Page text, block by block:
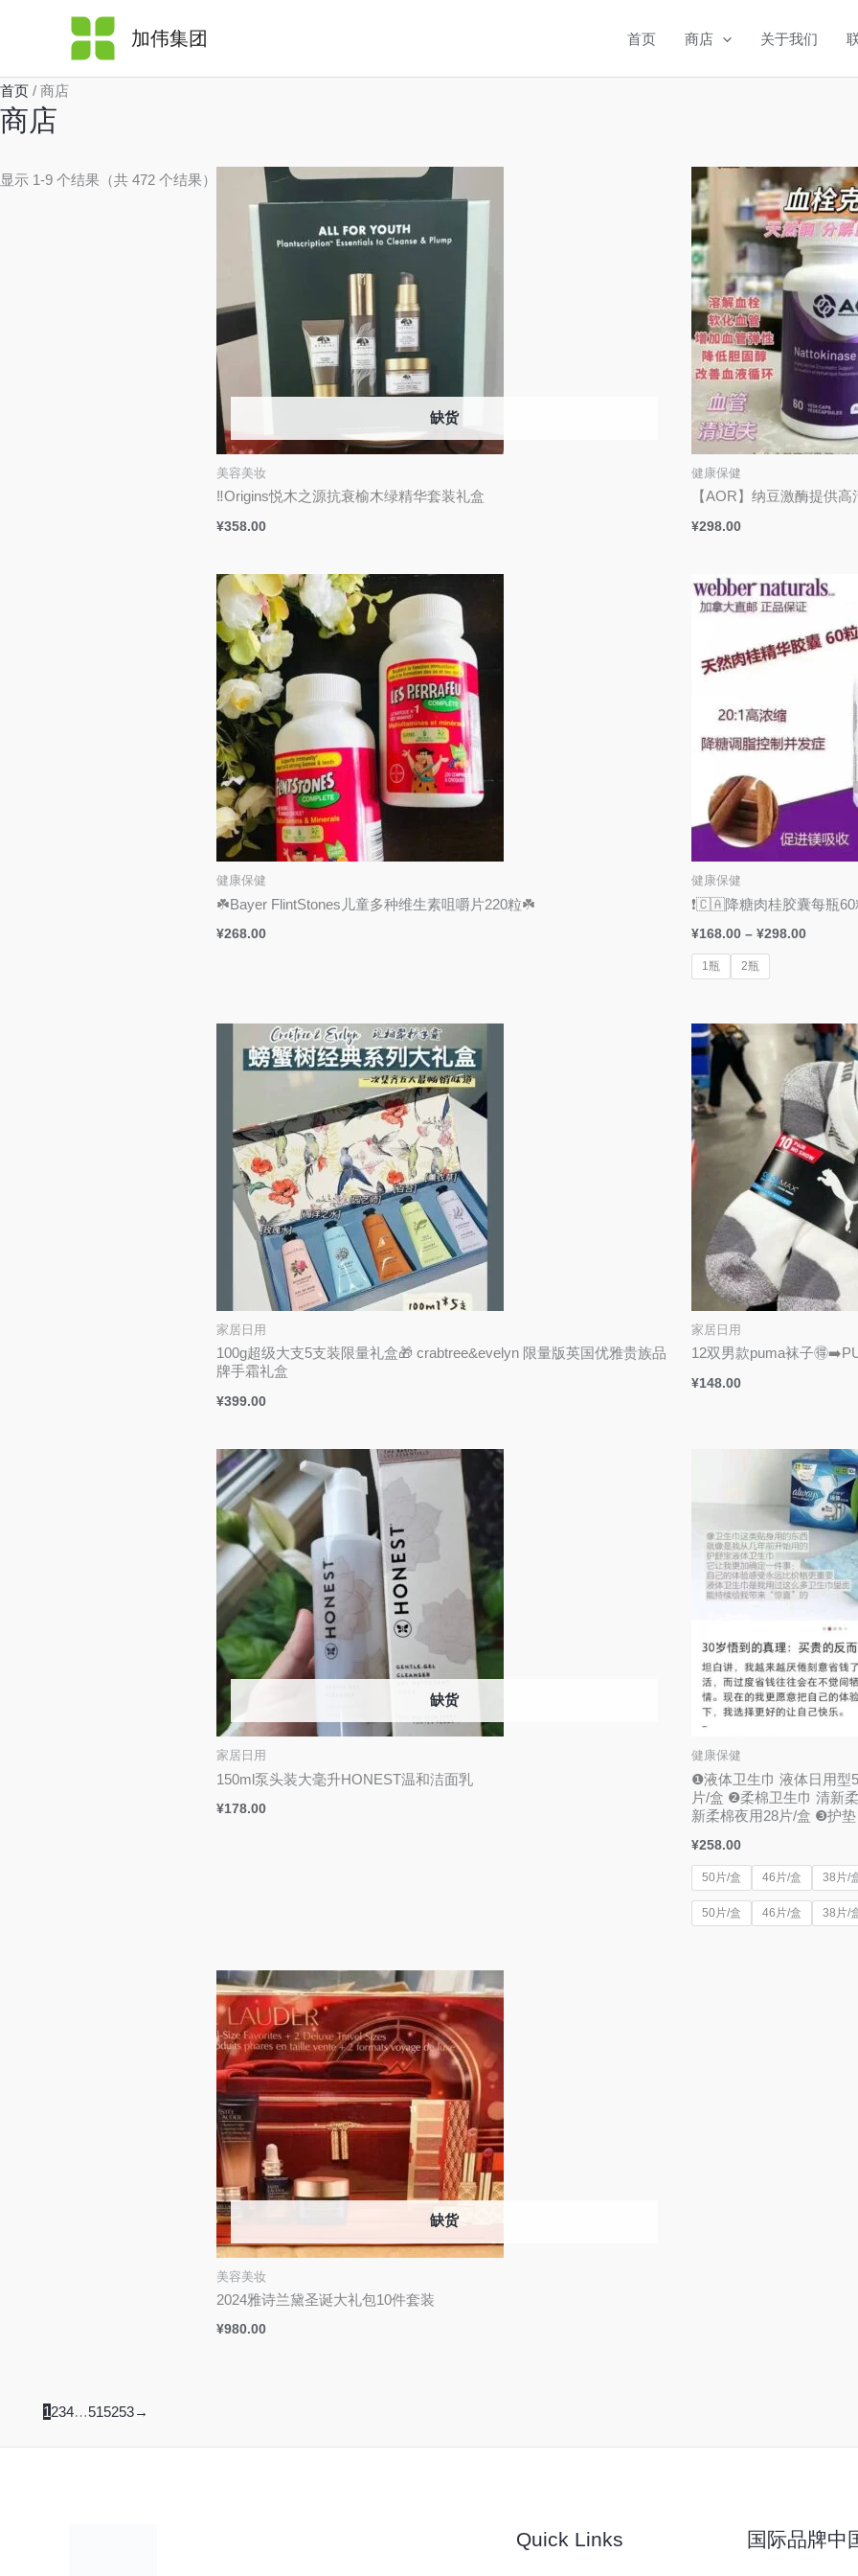
容
加伟集团 首页 商店 关于我们
首页 / 商店
商店
显示 1-9 个结果（共 472 个结果）
缺货
美容美妆
‼️Origins悦木‬之源抗衰榆木绿‬精华套装礼盒
¥358.00
健康保健
【AOR】纳豆激酶提供
¥298.00
健康保健
☘️Bayer FlintStones儿童多种维生素咀嚼片220粒☘️
¥268.00
健康保健
❗🇨🇦降糖肉桂胶囊每瓶60
¥168.00 – ¥298.00
价
格
范
围：
¥168.00
1瓶 2瓶
家居日用
100g超级大支5支装限量礼盒🎁 crabtree&evelyn 限量版英国优雅贵族品
牌手霜礼盒
¥399.00
家居日用
12双男款puma袜子
¥148.00
缺货
家居日用
150ml泵头装大毫升HONEST温和洁面乳
¥178.00
健康保健
❶液体卫生巾 液体日用型
片/盒 ❷柔棉卫生巾 清新
新柔棉夜用28片/盒 ❸护
¥258.00
50片/盒 46片/盒 38片/
50片/盒 46片/盒 38片/
缺货
美容美妆
2024雅诗兰黛圣诞大礼包10件套装
¥980.00
1234…515253→
Quick Links 国际品牌中